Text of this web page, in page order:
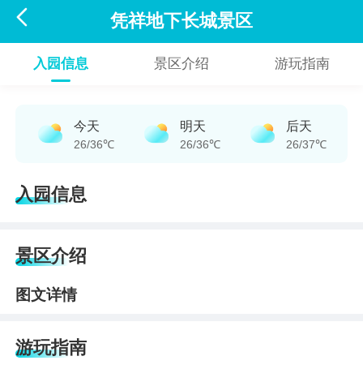
 凭祥地下长城景区
入园信息 景区介绍 游玩指南
今天
26/36℃
明天
26/36℃
后天
26/37℃
入园信息
景区介绍
图文详情
游玩指南